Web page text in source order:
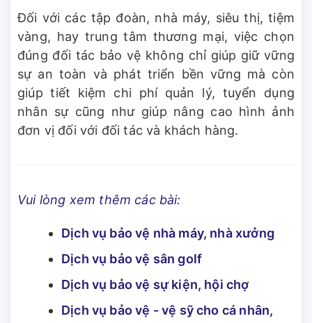
Đối với các tập đoàn, nhà máy, siêu thị, tiệm
vàng, hay trung tâm thương mại, việc chọn
đúng đối tác bảo vệ không chỉ giúp giữ vững
sự an toàn và phát triển bền vững mà còn
giúp tiết kiệm chi phí quản lý, tuyển dụng
nhân sự cũng như giúp nâng cao hình ảnh
đơn vị đối với đối tác và khách hàng.
Vui lòng xem thêm các bài:
Dịch vụ bảo vệ nhà máy, nhà xưởng
Dịch vụ bảo vệ sân golf
Dịch vụ bảo vệ sự kiện, hội chợ
Dịch vụ bảo vệ - vệ sỹ cho cá nhân,